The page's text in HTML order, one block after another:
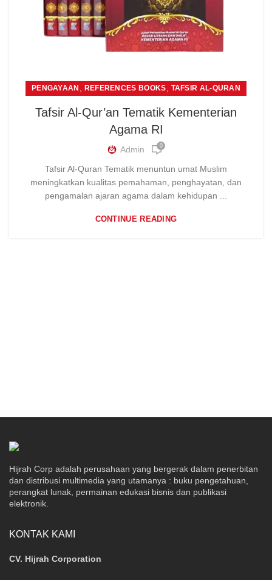
PENGAYAAN REFERENCES BOOKS TAFSIR AL-QURAN
Tafsir Al-Qur’an Tematik Kementerian
Agama RI
Admin 0
Tafsir Al-Quran Tematik menuntun umat Muslim
meningkatkan kualitas pemahaman, penghayatan, dan
pengamalan ajaran agama dalam kehidupan ...
CONTINUE READING
Hijrah Corp adalah perusahaan yang bergerak dalam penerbitan
dan distribusi multimedia yang utamanya : buku pengetahuan,
perangkat lunak, permainan edukasi bisnis dan publikasi
elektronik.
KONTAK KAMI
CV. Hijrah Corporation